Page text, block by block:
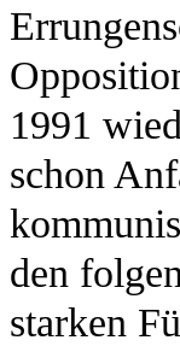
1991
schon
den
starken